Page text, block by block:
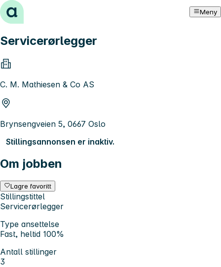
Hopp til innhold Meny
Servicerørlegger
C. M. Mathiesen & Co AS
Brynsengveien 5, 0667 Oslo
Stillingsannonsen er inaktiv.
Om jobben
Lagre favoritt
Stillingstittel
Servicerørlegger
Type ansettelse
Fast, heltid 100%
Antall stillinger
3